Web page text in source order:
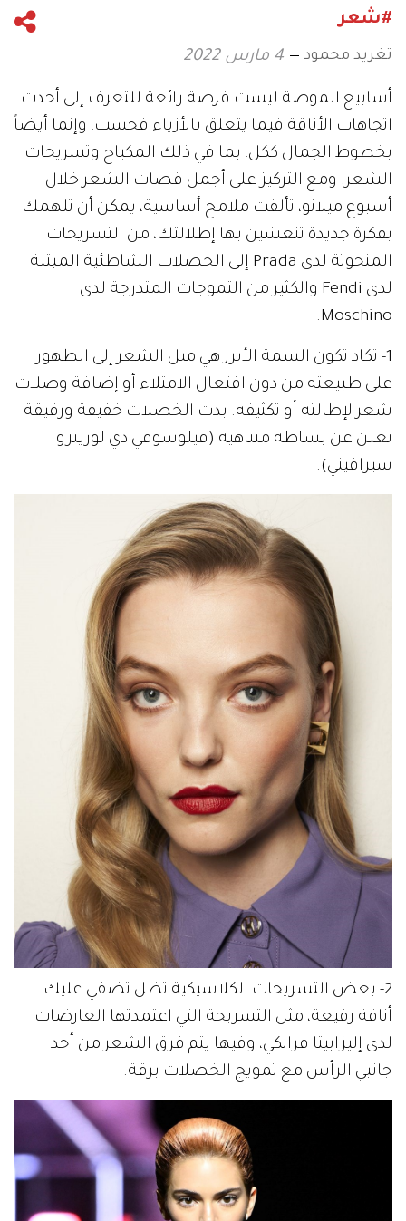
#شعر
تغريد محمود 4 مارس 2022
أسابيع الموضة ليست فرصة رائعة للتعرف إلى أحدث
اتجاهات الأناقة فيما يتعلق بالأزياء فحسب، وإنما أيضاً
بخطوط الجمال ككل، بما في ذلك المكياج وتسريحات
الشعر. ومع التركيز على أجمل قصات الشعر خلال
أسبوع ميلانو، تألقت ملامح أساسية، يمكن أن تلهمك
بفكرة جديدة تنعشين بها إطلالتك، من التسريحات
المنحوتة لدى Prada إلى الخصلات الشاطئية المبتلة
لدى Fendi والكثير من التموجات المتدرجة لدى
Moschino.
1- تكاد تكون السمة الأبرز هي ميل الشعر إلى الظهور
على طبيعته من دون افتعال الامتلاء أو إضافة وصلات
شعر لإطالته أو تكثيفه. بدت الخصلات خفيفة ورقيقة
تعلن عن بساطة متناهية (فيلوسوفي دي لورينزو
سيرافيني).
2- بعض التسريحات الكلاسيكية تظل تضفي عليك
أناقة رفيعة، مثل التسريحة التي اعتمدتها العارضات
لدى إليزابيتا فرانكي، وفيها يتم فرق الشعر من أحد
جانبي الرأس مع تمويج الخصلات برقة.